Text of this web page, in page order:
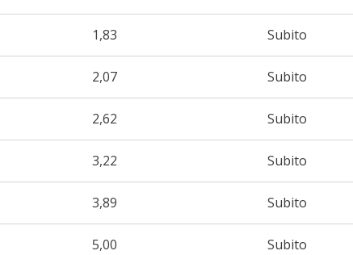
1,83 Subito
2,07 Subito
2,62 Subito
3,22 Subito
3,89 Subito
5,00 Subito